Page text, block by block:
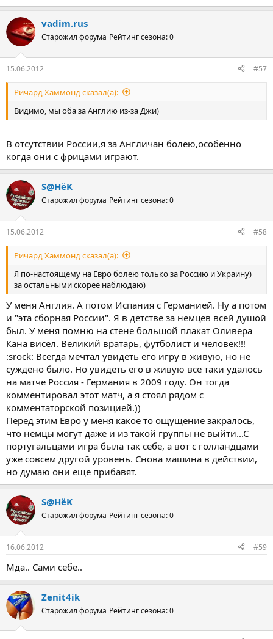
vadim.rus
Старожил форума Рейтинг сезона: 0
15.06.2012 #57
Ричард Хаммонд сказал(а):
Видимо, мы оба за Англию из-за Джи)
В отсутствии России,я за Англичан болею,особенно
когда они с фрицами играют.
S@HёK
Старожил форума Рейтинг сезона: 0
15.06.2012 #58
Ричард Хаммонд сказал(а):
Я по-настоящему на Евро болею только за Россию и Украину)
за остальными скорее наблюдаю)
У меня Англия. А потом Испания с Германией. Ну а потом
и "эта сборная России". Я в детстве за немцев всей душой
был. У меня помню на стене большой плакат Оливера
Кана висел. Великий вратарь, футболист и человек!!!
:srock: Всегда мечтал увидеть его игру в живую, но не
суждено было. Но увидеть его в живую все таки удалось
на матче Россия - Германия в 2009 году. Он тогда
комментировал этот матч, а я стоял рядом с
комментаторской позицией.))
Перед этим Евро у меня какое то ощущение закралось,
что немцы могут даже и из такой группы не выйти...С
португальцами игра была так себе, а вот с голландцами
уже совсем другой уровень. Снова машина в действии,
но думаю они еще прибавят.
S@HёK
Старожил форума Рейтинг сезона: 0
16.06.2012 #59
Мда.. Сами себе..
Zenit4ik
Старожил форума Рейтинг сезона: 0